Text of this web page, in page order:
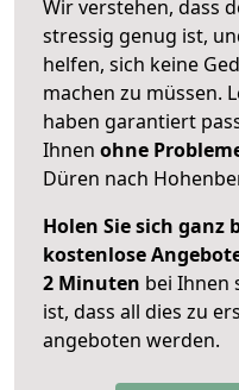
Wir verstehen, dass
stressig genug ist,
helfen, sich keine
machen zu müssen.
haben garantiert
Ihnen ohne
Düren nach
Holen Sie sich ganz
kostenlose
2 Minuten bei Ihnen
ist, dass all dies zu
angeboten werden.